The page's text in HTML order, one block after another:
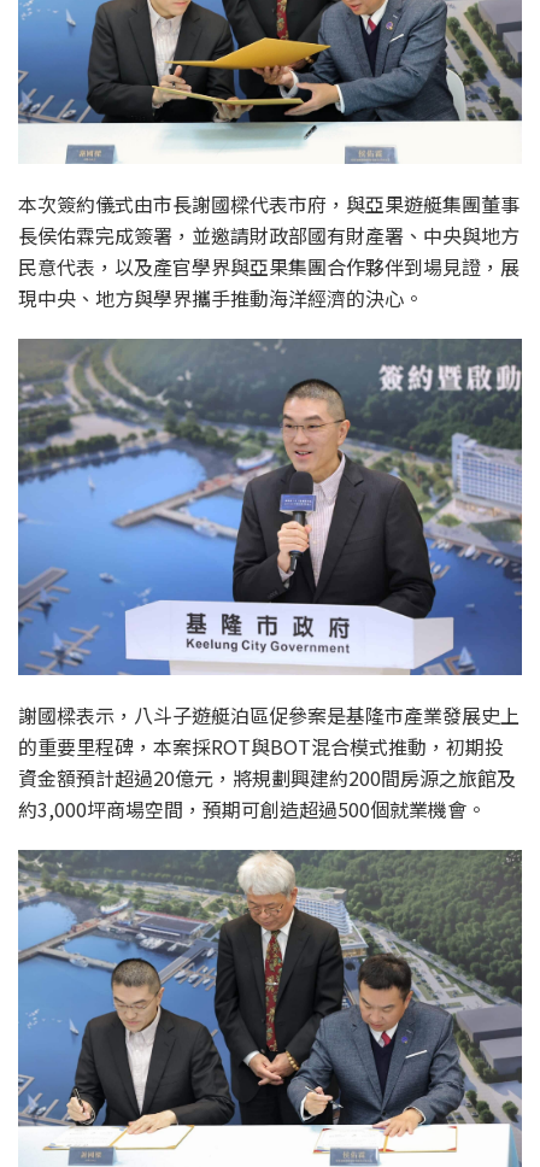
本次簽約儀式由市長謝國樑代表市府，與亞果遊艇集團董事
長侯佑霖完成簽署，並邀請財政部國有財產署、中央與地方
民意代表，以及產官學界與亞果集團合作夥伴到場見證，展
現中央、地方與學界攜手推動海洋經濟的決心。
謝國樑表示，八斗子遊艇泊區促參案是基隆市產業發展史上
的重要里程碑，本案採ROT與BOT混合模式推動，初期投
資金額預計超過20億元，將規劃興建約200間房源之旅館及
約3,000坪商場空間，預期可創造超過500個就業機會。